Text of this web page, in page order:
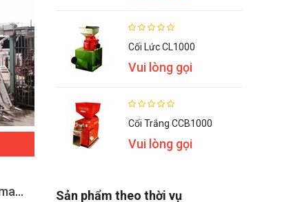
Máy gặt đập liên hợp Yanmar Ca355 máy lạnh
ĐẶT HÀNG
Cối Lức CL1000
Vui lòng gọi
Cối Trắng CCB1000
Vui lòng gọi
Sản phẩm theo thời vụ